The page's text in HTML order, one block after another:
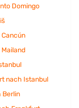
Domingo
nach Istanbul
Berlin